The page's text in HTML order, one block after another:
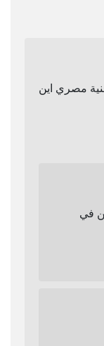
جنية مصري اين
فين في